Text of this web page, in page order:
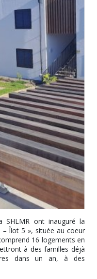
SHLMR ont inauguré la
– Îlot 5 », située au coeur
16 logements en
à des familles déjà
dans un an, à des